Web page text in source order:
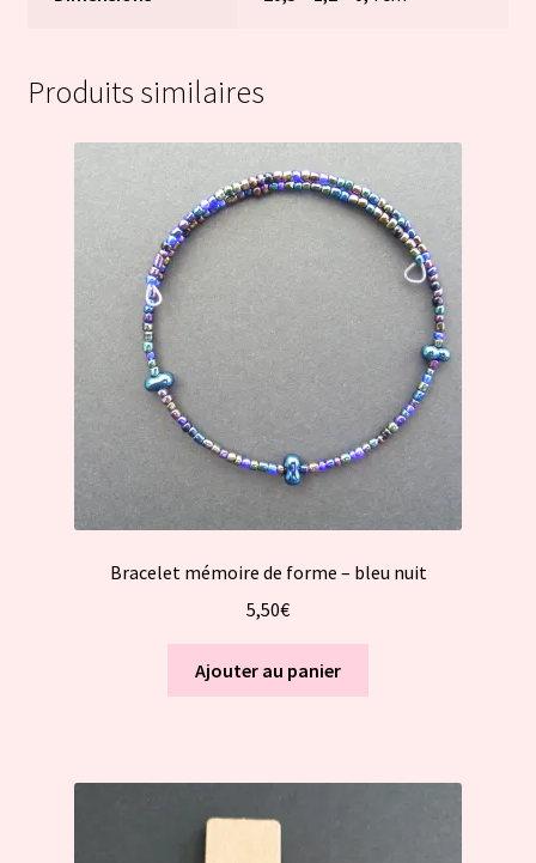
Produits similaires
Bracelet mémoire de forme – bleu nuit
5,50€
Ajouter au panier